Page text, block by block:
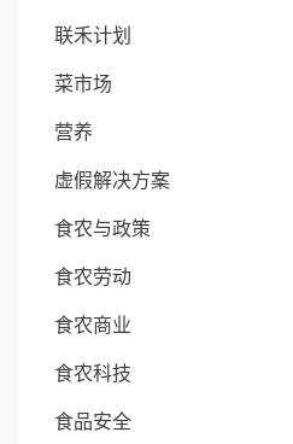
联禾计划
菜市场
营养
虚假解决方案
食农与政策
食农劳动
食农商业
食农科技
食品安全